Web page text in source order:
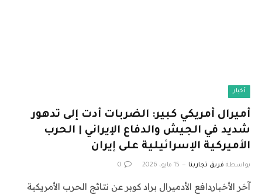
أخبار
أميرال أمريكي كبير: الضربات أدت إلى تدهور
شديد في الجيش والدفاع الإيراني | الحرب
الأميركية الإسرائيلية على إيران
بواسطة فريق تجاربنا 15 مايو، 2026 0
آخر الأخباردافع الأدميرال براد كوبر عن نتائج الحرب الأمريكية